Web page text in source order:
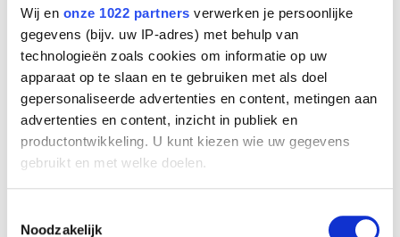
Wij en onze 1022 partners verwerken je persoonlijke
gegevens (bijv. uw IP-adres) met behulp van
technologieën zoals cookies om informatie op uw
apparaat op te slaan en te gebruiken met als doel
gepersonaliseerde advertenties en content, metingen aan
advertenties en content, inzicht in publiek en
productontwikkeling. U kunt kiezen wie uw gegevens
gebruikt en met welke doelen.
Informatie verzamelen over uw geografische
Noodzakelijk
Victor Rousseau